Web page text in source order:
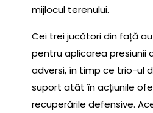
mijlocul terenului.
Cei trei jucători din față
pentru aplicarea presiunii
adversi, în timp ce trio-ul
suport atât în acțiunile
recuperările defensive.